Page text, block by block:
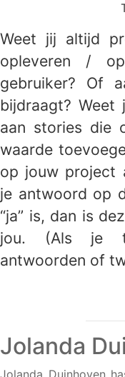
Weet jij altijd
opleveren /
gebruiker? Of
bijdraagt?
aan stories die
waarde
op jouw project
je antwoord op
“ja” is, dan is
jou. (Als je
antwoorden of
Jolanda
Jolanda Duinhoven